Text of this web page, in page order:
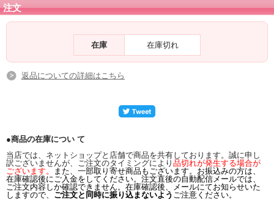
注文
在庫 在庫切れ
返品についての詳細はこちら
●商品の在庫につい て
当店では、ネットショップと店舗で商品を共有しております。誠に申し
訳ございませんが、ご注文のタイミングにより 品切れが発生する場合が
ございます。
また、一部取り寄せ商品もございます。お振込みの方は、
在庫確認後にご入金をしてください。注文直後の自動配信メールでは、
ご注文内容しか確認できません。在庫確認後、メールにてお知らせいた
しますので、 ご注文と同時に振り込まないよう ご注意ください。